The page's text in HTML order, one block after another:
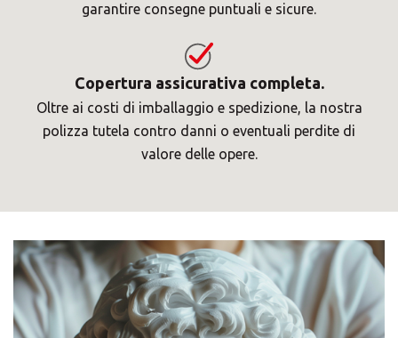
garantire consegne puntuali e sicure.
Copertura assicurativa completa.
Oltre ai costi di imballaggio e spedizione, la nostra
polizza tutela contro danni o eventuali perdite di
valore delle opere.